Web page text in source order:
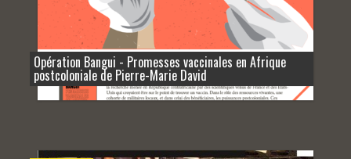
Opération Bangui - Promesses vaccinales en Afrique
postcoloniale de Pierre-Marie David